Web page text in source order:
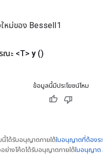
ใหม่ของ BesselI1
ณะ <T> y ()
ข้อมูลนี้มีประโยชน์ไหม
นี้ได้รับอนุญาตภายใต้ใบอนุญาตที่ต้องร
ย่างโค้ดได้รับอนุญาตภายใต้ใบอนุญาต